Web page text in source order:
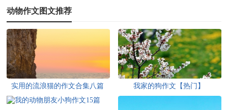
动物作文图文推荐
实用的流浪猫的作文合集八篇 我家的狗作文【热门】